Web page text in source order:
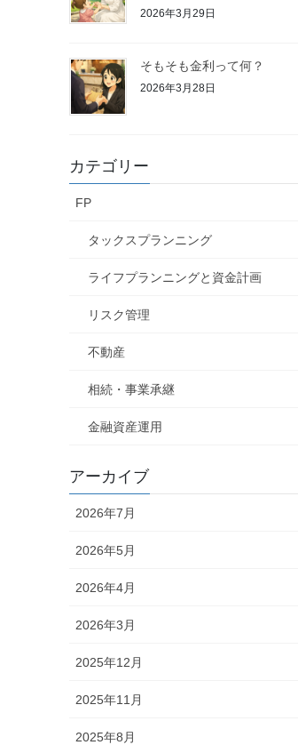
2026年3月29日
そもそも金利って何？
2026年3月28日
カテゴリー
FP
タックスプランニング
ライフプランニングと資金計画
リスク管理
不動産
相続・事業承継
金融資産運用
アーカイブ
2026年7月
2026年5月
2026年4月
2026年3月
2025年12月
2025年11月
2025年8月